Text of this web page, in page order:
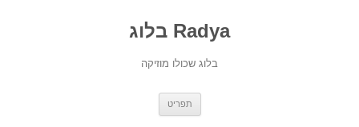
Radya בלוג
בלוג שכולו מוזיקה
תפריט